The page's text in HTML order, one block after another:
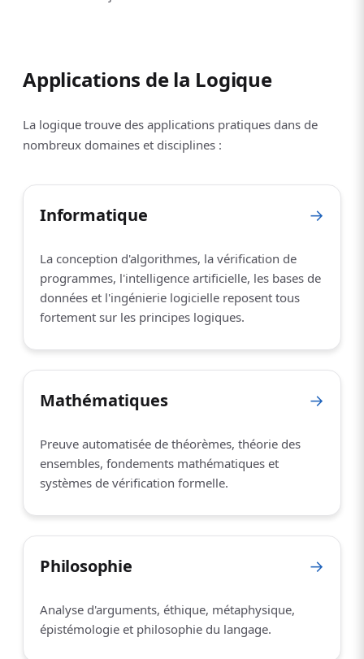
Applications de la Logique
La logique trouve des applications pratiques dans de
nombreux domaines et disciplines :
Informatique →
La conception d'algorithmes, la vérification de
programmes, l'intelligence artificielle, les bases de
données et l'ingénierie logicielle reposent tous
fortement sur les principes logiques.
Mathématiques →
Preuve automatisée de théorèmes, théorie des
ensembles, fondements mathématiques et
systèmes de vérification formelle.
Philosophie →
Analyse d'arguments, éthique, métaphysique,
épistémologie et philosophie du langage.